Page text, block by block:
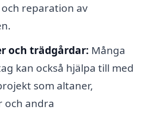
reparation av
och trädgårdar: Många
kan också hjälpa till med
som altaner,
och andra